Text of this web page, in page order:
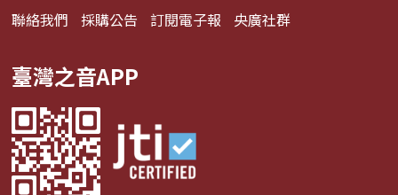
聯絡我們 採購公告 訂閱電子報 央廣社群
臺灣之音APP